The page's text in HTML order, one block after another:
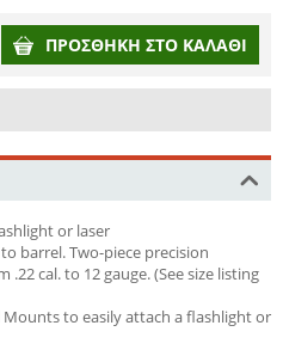
ΠΡΟΣΘΉΚΗ ΣΤΟ ΚΑΛΆΘΙ
or laser
barrel. Two-piece precision
cal. to 12 gauge. (See size listing
to easily attach a flashlight or